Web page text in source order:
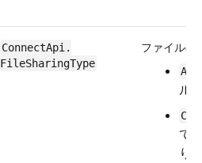
ConnectApi.​
FileSharingType
ファイルの
ル
て
り